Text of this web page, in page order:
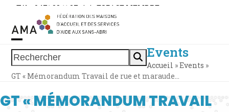
Skip
content
Tél. : 0471 38 11 37 | | ESPACE MEMBRE
Rechercher
Open
mobile
Close
mobile
Events
Accueil »Events »
GT « Mémorandum Travail de rue et maraude…
GT « MÉMORANDUM TRAVAIL